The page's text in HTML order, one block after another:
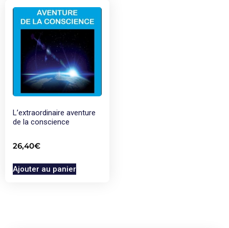
L’extraordinaire aventure
de la conscience
26,40€
Ajouter au panier